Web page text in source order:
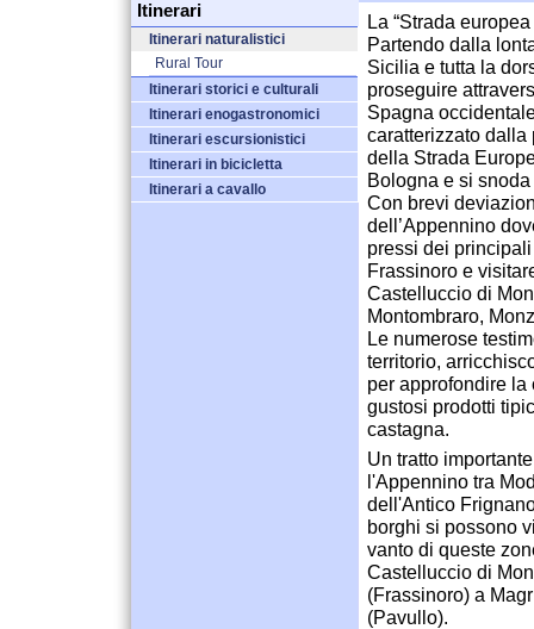
Itinerari
Itinerari naturalistici
Rural Tour
Itinerari storici e culturali
Itinerari enogastronomici
Itinerari escursionistici
Itinerari in bicicletta
Itinerari a cavallo
La “Strada
Partendo dalla
Sicilia e tutta la
proseguire
Spagna
caratterizzato dalla
della Strada
Bologna e si
Con brevi
dell’Appennino
pressi dei
Frassinoro e
Castelluccio di
Montombraro,
Le numerose
territorio,
per approfondire
gustosi prodotti
castagna.
Un tratto
l'Appennino tra
dell'Antico
borghi si possono
vanto di queste
Castelluccio di
(Frassinoro) a
(Pavullo).